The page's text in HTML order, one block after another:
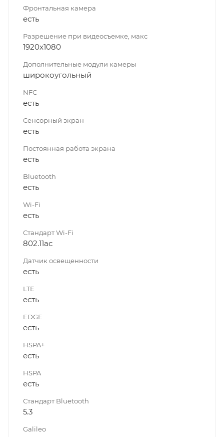
Фронтальная камера
есть
Разрешение при видеосъемке, макс
1920x1080
Дополнительные модули камеры
широкоугольный
NFC
есть
Сенсорный экран
есть
Постоянная работа экрана
есть
Bluetooth
есть
Wi-Fi
есть
Стандарт Wi-Fi
802.11ac
Датчик освещенности
есть
LTE
есть
EDGE
есть
HSPA+
есть
HSPA
есть
Стандарт Bluetooth
5.3
Galileo